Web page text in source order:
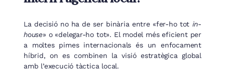
La decisió no ha de ser binària entre «fer-ho tot in-
house» o «delegar-ho tot». El model més eficient per
a moltes pimes internacionals és un enfocament
híbrid, on es combinen la visió estratègica global
amb l’execució tàctica local.